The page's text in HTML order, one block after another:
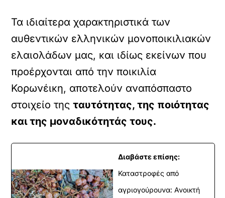
Τα ιδιαίτερα χαρακτηριστικά των
αυθεντικών ελληνικών μονοποικιλιακών
ελαιολάδων μας, και ιδίως εκείνων που
προέρχονται από την ποικιλία
Κορωνέικη, αποτελούν αναπόσπαστο
στοιχείο τηςταυτότητας, της ποιότητας
και της μοναδικότητάς τους.
Διαβάστε επίσης:
Καταστροφές από
αγριογούρουνα: Ανοικτή